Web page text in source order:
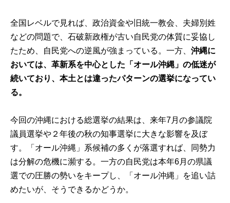
全国レベルで見れば、政治資金や旧統一教会、夫婦別姓
などの問題で、石破新政権が古い自民党の体質に妥協し
たため、自民党への逆風が強まっている。一方、沖縄に
おいては、革新系を中心とした「オール沖縄」の低迷が
続いており、本土とは違ったパターンの選挙になってい
る。
今回の沖縄における総選挙の結果は、来年7月の参議院
議員選挙や２年後の秋の知事選挙に大きな影響を及ぼ
す。「オール沖縄」系候補の多くが落選すれば、同勢力
は分解の危機に瀕する。一方の自民党は本年6月の県議
選での圧勝の勢いをキープし、「オール沖縄」を追い詰
めたいが、そうできるかどうか。